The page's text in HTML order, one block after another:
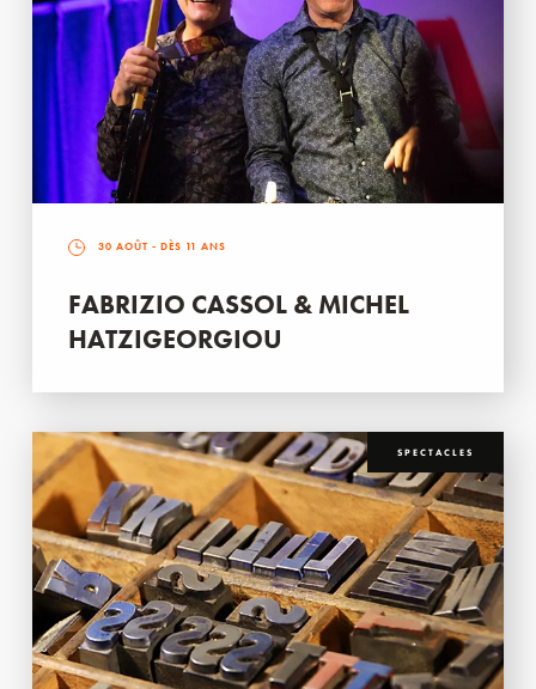
30 AOÛT - DÈS 11 ANS
FABRIZIO CASSOL & MICHEL
HATZIGEORGIOU
SPECTACLES